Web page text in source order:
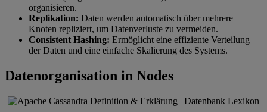
organisieren.
Replikation: Daten werden automatisch über mehrere
Knoten repliziert, um Datenverluste zu vermeiden.
Consistent Hashing: Ermöglicht eine effiziente Verteilung
der Daten und eine einfache Skalierung des Systems.
Datenorganisation in Nodes